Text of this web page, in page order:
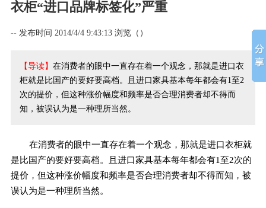
衣柜“进口品牌标签化”严重
-- 发布时间 2014/4/4 9:43:13 浏览（ ）
【导读】 在消费者的眼中一直存在着一个观念，那就是进口衣
柜就是比国产的要好要高档。且进口家具基本每年都会有1至2
次的提价，但这种涨价幅度和频率是否合理消费者却不得而
知，被误认为是一种理所当然。
在消费者的眼中一直存在着一个观念，那就是进口衣柜就
是比国产的要好要高档。且进口家具基本每年都会有1至2次的
提价，但这种涨价幅度和频率是否合理消费者却不得而知，被
误认为是一种理所当然。